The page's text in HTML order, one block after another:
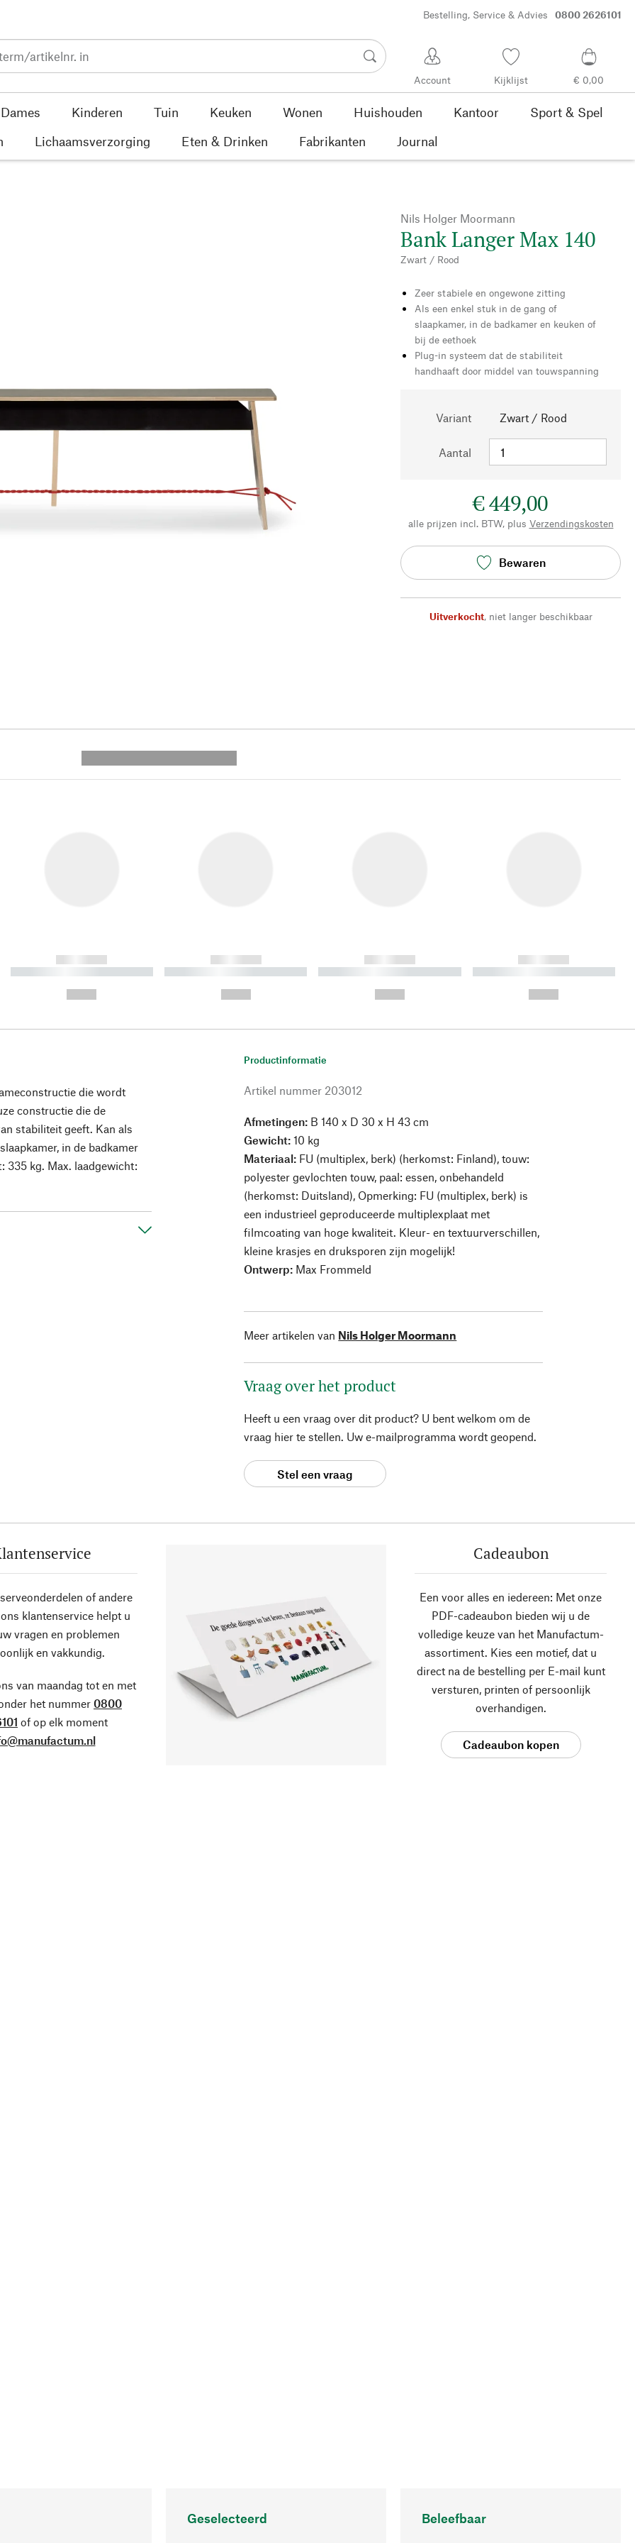
Bestelling, Service & Advies 0800 2626101
Account Kijklijst € 0,00
Dames Kinderen Tuin Keuken Wonen Huishouden Kantoor
Sport & Spel
Lichaamsverzorging Eten & Drinken Fabrikanten Journal
Nils Holger Moormann
Bank Langer Max 140
Zwart / Rood
Zeer stabiele en ongewone zitting
Als een enkel stuk in de gang of
slaapkamer, in de badkamer en keuken of
bij de eethoek
Plug-in systeem dat de stabiliteit
handhaaft door middel van touwspanning
Variant Zwart / Rood
Aantal
€ 449,00
alle prijzen incl. BTW, plus Verzendingskosten
Bewaren
Uitverkocht, niet langer beschikbaar
------------
----------- ----------- ----------
------------
----------- ----------- ----------
------------
----------- ----------- ----------
------------
----------- ----------- ----------
die wordt
constructie die de
stabiliteit geeft. Kan als
in de badkamer
335 kg. Max. laadgewicht:
Productinformatie
Artikel nummer 203012
Afmetingen: B 140 x D 30 x H 43 cm
Gewicht: 10 kg
Materiaal: FU (multiplex, berk) (herkomst: Finland), touw:
polyester gevlochten touw, paal: essen, onbehandeld
(herkomst: Duitsland), Opmerking: FU (multiplex, berk) is
een industrieel geproduceerde multiplexplaat met
filmcoating van hoge kwaliteit. Kleur- en textuurverschillen,
kleine krasjes en druksporen zijn mogelijk!
Ontwerp: Max Frommeld
Meer artikelen van Nils Holger Moormann
Vraag over het product
Heeft u een vraag over dit product? U bent welkom om de
vraag hier te stellen. Uw e-mailprogramma wordt geopend.
Stel een vraag
of andere
klantenservice helpt u
vragen en problemen
en vakkundig.
van maandag tot en met
het nummer 0800
of op elk moment
Cadeaubon
Een voor alles en iedereen: Met onze
PDF-cadeaubon bieden wij u de
volledige keuze van het Manufactum-
assortiment. Kies een motief, dat u
direct na de bestelling per E-mail kunt
versturen, printen of persoonlijk
overhandigen.
Cadeaubon kopen
Geselecteerd Beleefbaar